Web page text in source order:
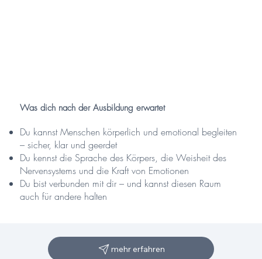
Du kannst Menschen körperlich und emotional begleiten
– sicher, klar und geerdet
Du kennst die Sprache des Körpers, die Weisheit des
Nervensystems und die Kraft von Emotionen
Du bist verbunden mit dir – und kannst diesen Raum
auch für andere halten
Was dich nach der Ausbildung erwartet
mehr erfahren